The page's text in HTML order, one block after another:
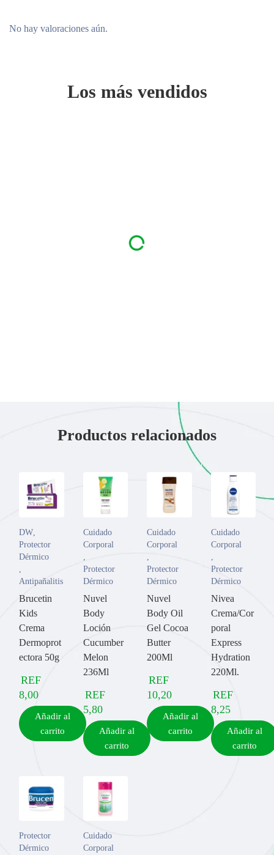
No hay valoraciones aún.
Los más vendidos
Productos relacionados
DW
Protector
Dérmico
Antipañalitis
Brucetin
Kids
Crema
Dermoprot
ectora 50g
REF
8,00
Añadir al
carrito
Cuidado
Corporal
Protector
Dérmico
Nuvel
Body
Loción
Cucumber
Melon
236Ml
REF
5,80
Añadir al
carrito
Cuidado
Corporal
Protector
Dérmico
Nuvel
Body Oil
Gel Cocoa
Butter
200Ml
REF
10,20
Añadir al
carrito
Cuidado
Corporal
Protector
Dérmico
Nivea
Crema/Cor
poral
Express
Hydration
220Ml.
REF
8,25
Añadir al
carrito
Protector
Dérmico
Cuidado
Corporal